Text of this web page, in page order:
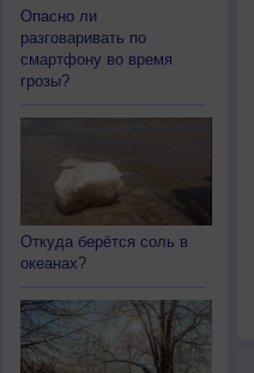
Опасно ли
разговаривать по
смартфону во время
грозы?
Откуда берётся соль в
океанах?